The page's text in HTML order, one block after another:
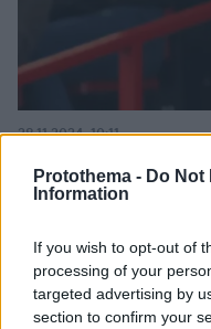
Protothema - Do Not
Information
If you wish to opt-out of
processing of your
targeted advertising by
section to confirm your
μέλλον, αναλαμβάνει
28.11.2024, 10:11